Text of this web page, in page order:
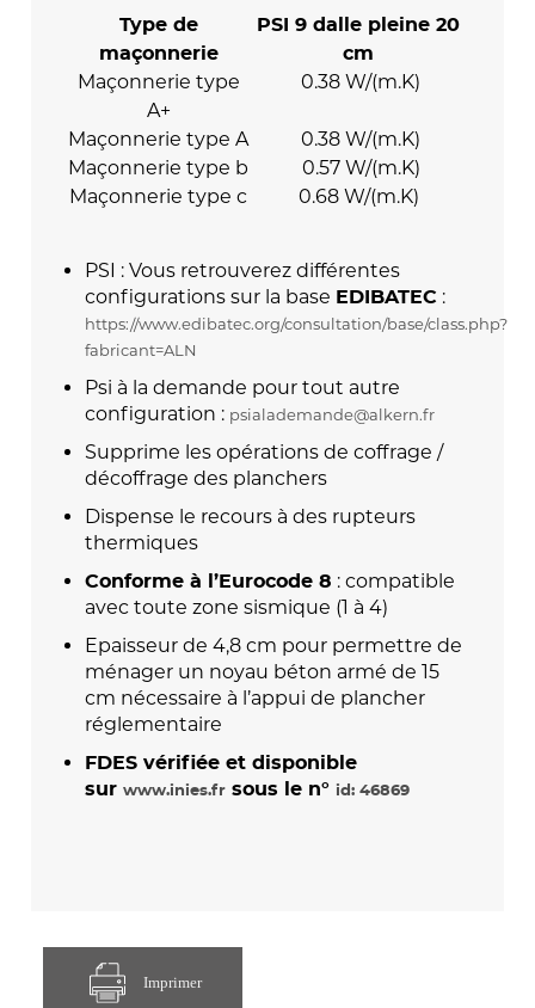
Type de
maçonnerie
PSI 9 dalle pleine 20
cm
Maçonnerie type
A+
0.38 W/(m.K)
Maçonnerie type A
0.38 W/(m.K)
Maçonnerie type b
0.57 W/(m.K)
Maçonnerie type c
0.68 W/(m.K)
PSI : Vous retrouverez différentes
configurations sur la base EDIBATEC :
https://www.edibatec.org/consultation/base/class.php?
fabricant=ALN
Psi à la demande pour tout autre
configuration : psialademande@alkern.fr
Supprime les opérations de coffrage /
décoffrage des planchers
Dispense le recours à des rupteurs
thermiques
Conforme à l’Eurocode 8 : compatible
avec toute zone sismique (1 à 4)
Epaisseur de 4,8 cm pour permettre de
ménager un noyau béton armé de 15
cm nécessaire à l’appui de plancher
réglementaire
FDES vérifiée et disponible
surwww.inies.fr sous le n°id: 46869
Imprimer